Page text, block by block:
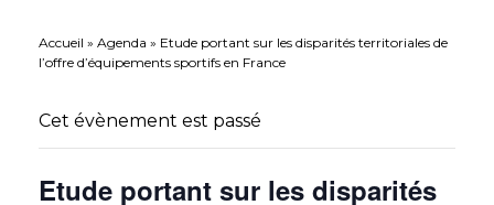
Accueil » Agenda » Etude portant sur les disparités territoriales de
l’offre d’équipements sportifs en France
Cet évènement est passé
Etude portant sur les disparités